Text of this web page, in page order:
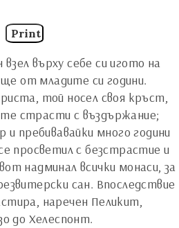
Print
върху себе си игото на
от младите си години.
той носел своя кръст,
страсти с въздържание;
и пребивавайки много години
просветил с безстрастие и
надминал всички монаси, за
сан. Впоследствие
наречен Пеликит,
до Хелеспонт.